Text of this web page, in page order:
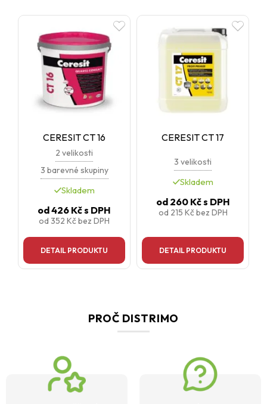
CERESIT CT 16
2 velikosti
3 barevné skupiny
Skladem
od426 Kčs DPH
od 352 Kčbez DPH
DETAIL PRODUKTU
CERESIT CT 17
3 velikosti
Skladem
od260 Kčs DPH
od 215 Kčbez DPH
DETAIL PRODUKTU
PROČ DISTRIMO